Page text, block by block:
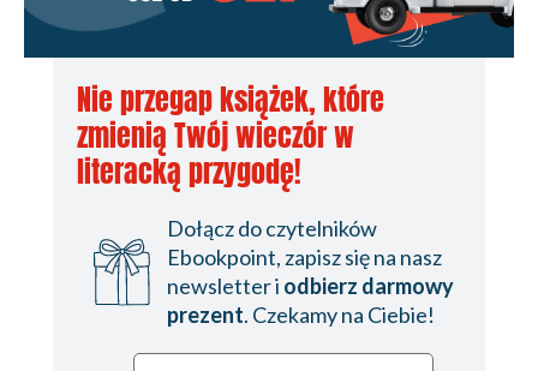
Reklama 2
Nie przegap książek, które
zmienią Twój wieczór w
literacką przygodę!
Dołącz do czytelników
Ebookpoint, zapisz się na nasz
newsletter i odbierz darmowy
prezent. Czekamy na Ciebie!